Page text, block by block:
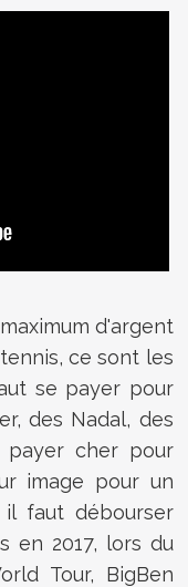
d'argent
ce sont les
se payer pour
des Nadal, des
payer cher pour
image pour un
faut débourser
en 2017, lors du
Tour, BigBen